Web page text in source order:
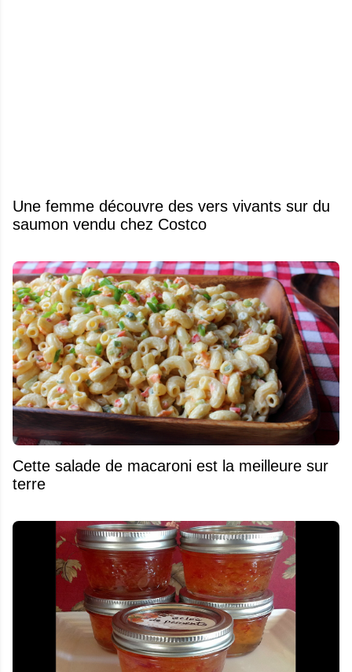
Une femme découvre des vers vivants sur du
saumon vendu chez Costco
Cette salade de macaroni est la meilleure sur
terre